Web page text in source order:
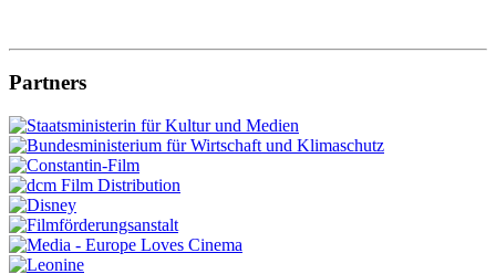
Partners